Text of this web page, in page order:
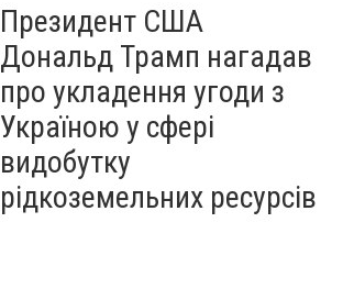
Президент США
Дональд Трамп нагадав
про укладення угоди з
Україною у сфері
видобутку
рідкоземельних ресурсів